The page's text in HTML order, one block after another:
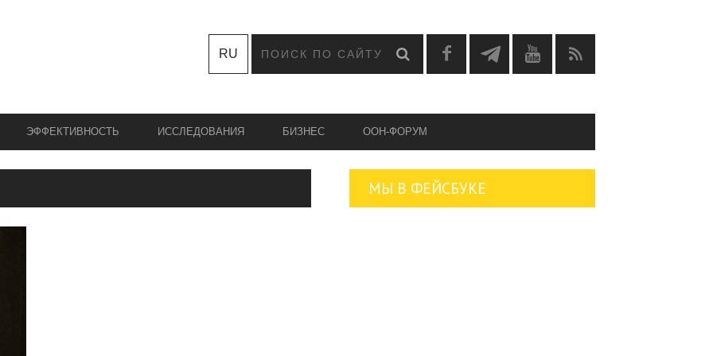
RU
ЭФФЕКТИВНОСТЬ ИССЛЕДОВАНИЯ БИЗНЕС OOH-ФОРУМ
МЫ В ФЕЙСБУКЕ